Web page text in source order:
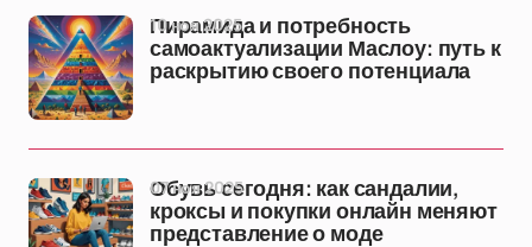
Пирамида и потребность
самоактуализации Маслоу: путь к
раскрытию своего потенциала
10 ноя 2025
Обувь сегодня: как сандалии,
кроксы и покупки онлайн меняют
представление о моде
07 ноя 2025